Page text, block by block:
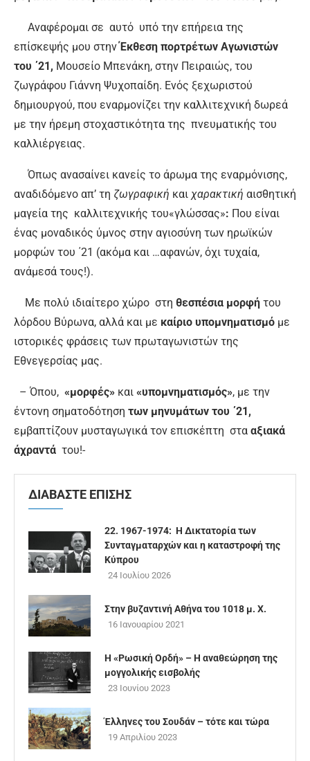
Αναφέρομαι σε αυτό υπό την επήρεια της
επίσκεψής μου στην Έκθεση πορτρέτων Αγωνιστών
του ΄21, Μουσείο Μπενάκη, στην Πειραιώς, του
ζωγράφου Γιάννη Ψυχοπαίδη. Ενός ξεχωριστού
δημιουργού, που εναρμονίζει την καλλιτεχνική δωρεά
με την ήρεμη στοχαστικότητα της πνευματικής του
καλλιέργειας.
Όπως ανασαίνει κανείς το άρωμα της εναρμόνισης,
αναδιδόμενο απ’ τη ζωγραφική και χαρακτική αισθητική
μαγεία της καλλιτεχνικής του«γλώσσας»: Που είναι
ένας μοναδικός ύμνος στην αγιοσύνη των ηρωϊκών
μορφών του ΄21 (ακόμα και …αφανών, όχι τυχαία,
ανάμεσά τους!).
Με πολύ ιδιαίτερο χώρο στη θεσπέσια μορφή του
λόρδου Βύρωνα, αλλά και με καίριο υπομνηματισμό με
ιστορικές φράσεις των πρωταγωνιστών της
Εθνεγερσίας μας.
– Όπου, «μορφές» και «υπομνηματισμός», με την
έντονη σηματοδότηση των μηνυμάτων του ΄21,
εμβαπτίζουν μυσταγωγικά τον επισκέπτη στα αξιακά
άχραντά του!-
ΔΙΑΒΑΣΤΕ ΕΠΙΣΗΣ
22. 1967-1974: Η Δικτατορία των
Συνταγματαρχών και η καταστροφή της
Κύπρου
24 Ιουλίου 2026
Στην βυζαντινή Αθήνα του 1018 μ. Χ.
16 Ιανουαρίου 2021
Η «Ρωσική Ορδή» – Η αναθεώρηση της
μογγολικής εισβολής
23 Ιουνίου 2023
Έλληνες του Σουδάν – τότε και τώρα
19 Απριλίου 2023